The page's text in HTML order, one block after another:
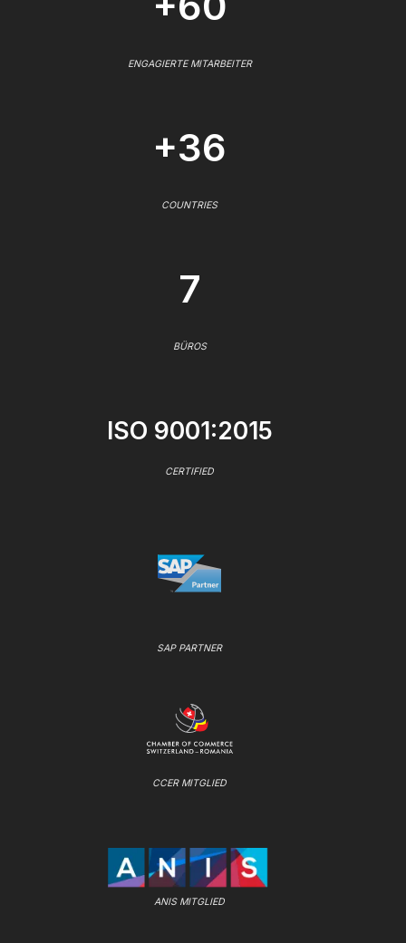
ENGAGIERTE MITARBEITER
+36
COUNTRIES
7
BÜROS
ISO 9001:2015
CERTIFIED
SAP PARTNER
CCER MITGLIED
ANIS MITGLIED